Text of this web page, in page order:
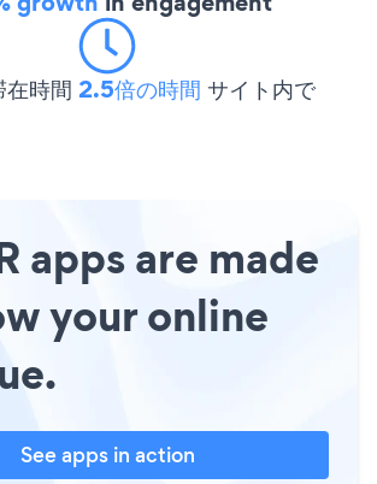
時間 2.5倍の時間 サイト内で
apps are made
your online
See apps in action